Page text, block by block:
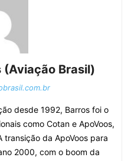
(Aviação Brasil)
desde 1992, Barros foi o
como Cotan e ApoVoos,
da ApoVoos para
2000, com o boom da